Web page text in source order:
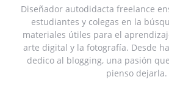
Diseñador autodidacta freelance
estudiantes y colegas en la
materiales útiles para el
arte digital y la fotografía. Desde
dedico al blogging, una pasión
pienso dejarla.